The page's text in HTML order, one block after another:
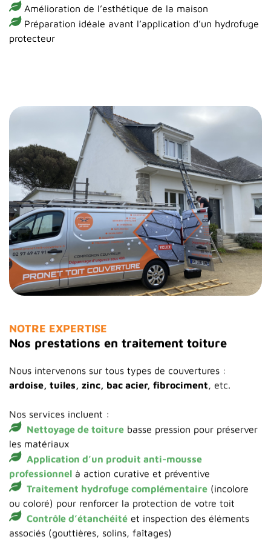
Amélioration de l’esthétique de la maison
Préparation idéale avant l’application d’un hydrofuge
protecteur
NOTRE EXPERTISE
Nos prestations en traitement toiture
Nous intervenons sur tous types de couvertures :
ardoise, tuiles, zinc, bac acier, fibrociment, etc.
Nos services incluent :
Nettoyage de toiture basse pression pour préserver
les matériaux
Application d’un produit anti-mousse
professionnel à action curative et préventive
Traitement hydrofuge complémentaire (incolore
ou coloré) pour renforcer la protection de votre toit
Contrôle d’étanchéité et inspection des éléments
associés (gouttières, solins, faîtages)